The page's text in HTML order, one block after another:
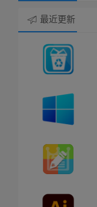
最近更新